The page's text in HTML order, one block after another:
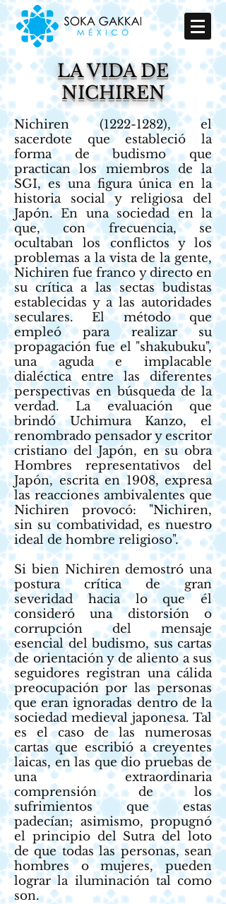
LA VIDA DE
NICHIREN
Nichiren(1222-1282), el
sacerdote que estableció la
forma de budismo que
practican los miembros de la
SGI, es una figura única en la
historia social y religiosa del
Japón. En una sociedad en la
que, con frecuencia, se
ocultaban los conflictos y los
problemas a la vista de la gente,
Nichiren fue franco y directo en
su crítica a las sectas budistas
establecidas y a las autoridades
seculares. El método que
empleó para realizar su
propagación fue el "shakubuku",
una aguda e implacable
dialéctica entre las diferentes
perspectivas en búsqueda de la
verdad. La evaluación que
brindó Uchimura Kanzo, el
renombrado pensador y escritor
cristiano del Japón, en su obra
Hombres representativos del
Japón, escrita en 1908, expresa
las reacciones ambivalentes que
Nichiren provocó: "Nichiren,
sin su combatividad, es nuestro
ideal de hombre religioso".
Si bien Nichiren demostró una
postura crítica de gran
severidad hacia lo que él
consideró una distorsión o
corrupción del mensaje
esencial del budismo, sus cartas
de orientación y de aliento a sus
seguidores registran una cálida
preocupación por las personas
que eran ignoradas dentro de la
sociedad medieval japonesa. Tal
es el caso de las numerosas
cartas que escribió a creyentes
laicas, en las que dio pruebas de
una extraordinaria
comprensión de los
sufrimientos que estas
padecían; asimismo, propugnó
el principio del Sutra del loto
de que todas las personas, sean
hombres o mujeres, pueden
lograr la iluminación tal como
son.